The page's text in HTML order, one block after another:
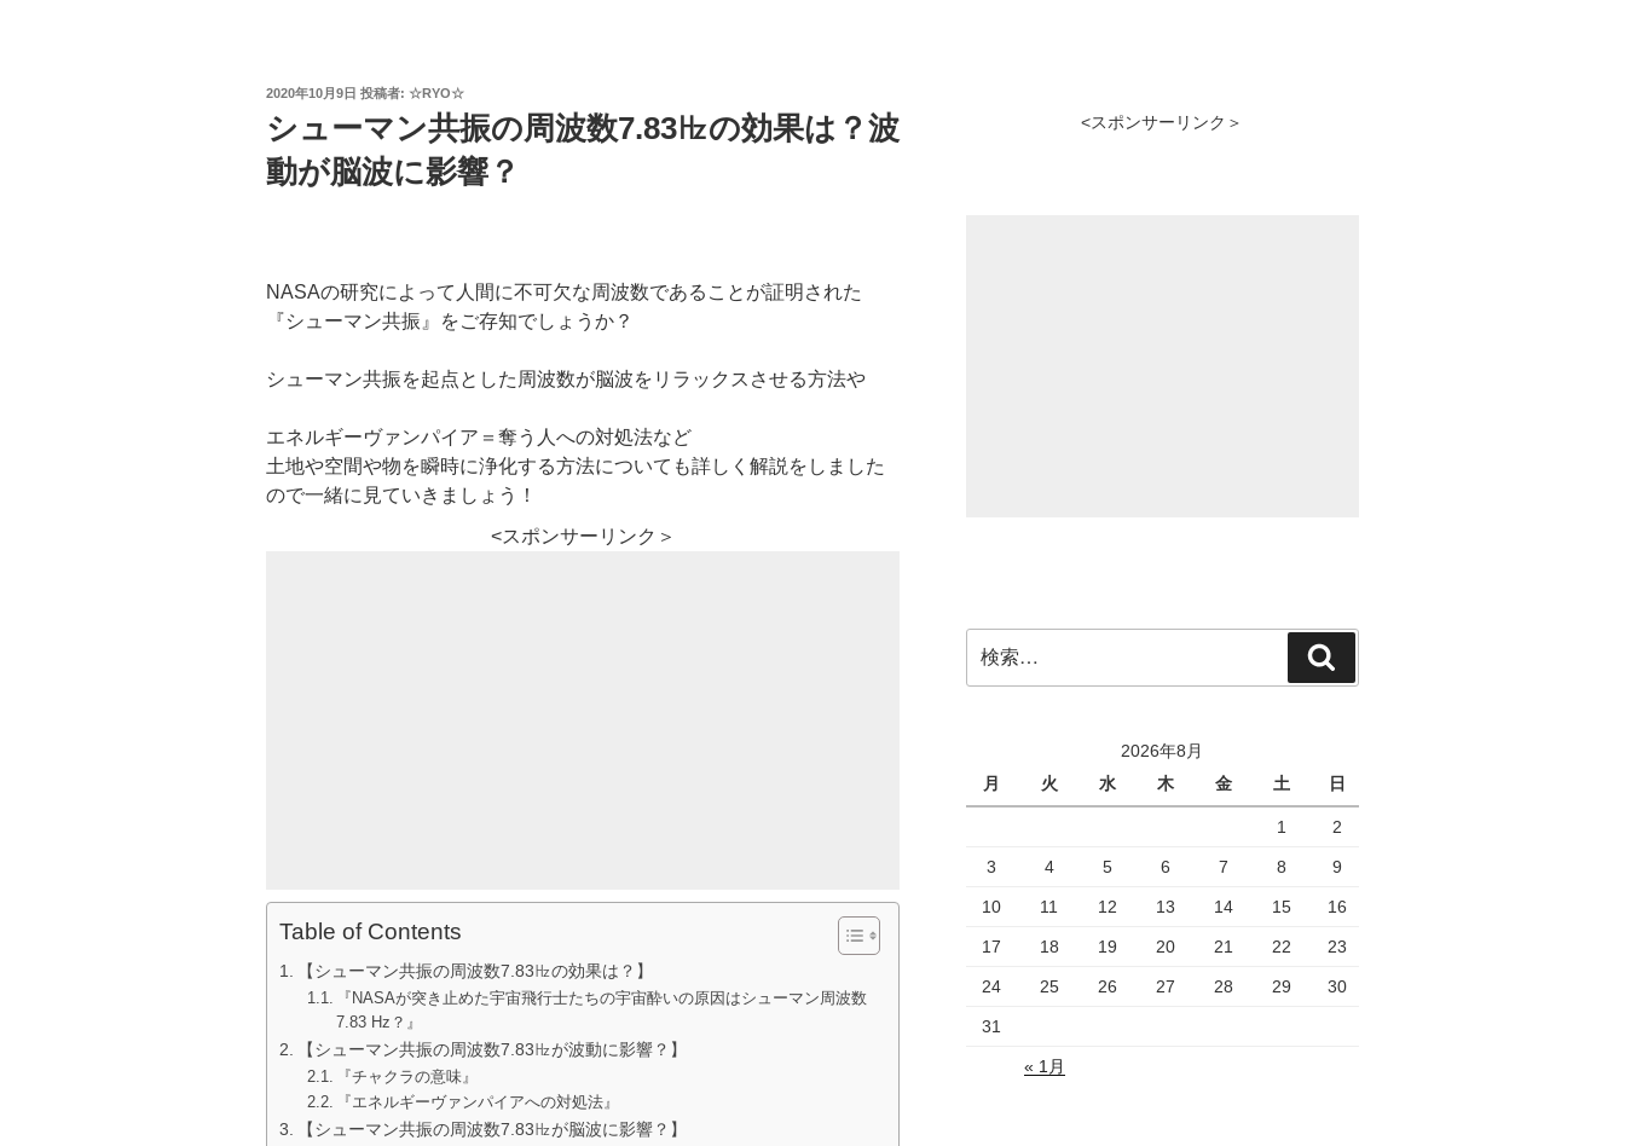
投
日:
2020年10月9日 投稿者: ☆RYO☆
シューマン共振の周波数7.83㎐の効果は？波
動が脳波に影響？
NASAの研究によって人間に不可欠な周波数であることが証明さ れた
『シューマン共振』をご存知でしょうか？
シューマン共振を起点とした周波数が脳波をリラックスさせる方法や
エネルギーヴァンパイア＝ 奪う人への対処法など
土地や空間や物を瞬時に浄化する方法についても詳しく解説をしました
ので一緒に見ていきましょう！
<スポンサーリンク＞
Table of Contents
【シューマン共振の周波数7.83㎐の効果は？】
『NASAが突き止めた宇宙飛行士たちの宇宙酔いの原因はシューマン周波数
7.83 Hz？』
【シューマン共振の周波数7.83㎐が波動に影響？】
『チャクラの意味』
『エネルギーヴァンパイアへの対処法』
【シューマン共振の周波数7.83㎐が脳波に影響？】
<スポンサーリンク＞
索:
索
2026年8月
月
火 水 木 金 土 日
1 2
3 4 5 6 7 8 9
10 11 12 13 14 15 16
17 18 19 20 21 22 23
24 25 26 27 28 29 30
31
« 1月